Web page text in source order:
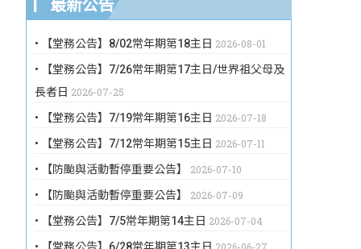
▏最新公告
【堂務公告】8/02常年期第18主日 2026-08-01
【堂務公告】7/26常年期第17主日/世界祖父母及
長者日 2026-07-25
【堂務公告】7/19常年期第16主日 2026-07-18
【堂務公告】7/12常年期第15主日 2026-07-11
【防颱與活動暫停重要公告】 2026-07-10
【防颱與活動暫停重要公告】 2026-07-09
【堂務公告】7/5常年期第14主日 2026-07-04